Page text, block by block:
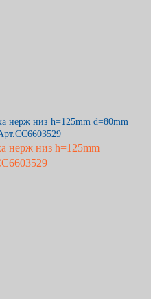
нерж низ h=125mm